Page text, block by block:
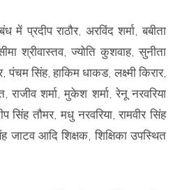
प्रदीप राठौर, अरविंद शर्मा, बबीता
श्रीवास्तव, ज्योति कुशवाह, सुनीता
पंचम सिंह, हाकिम धाकड, लक्ष्मी किरार,
राजीव शर्मा, मुकेश शर्मा, रेनू नरवरिया
तौमर, मधु नरवरिया, रामवीर सिंह
जाटव आदि शिक्षक, शिक्षिका उपस्थित